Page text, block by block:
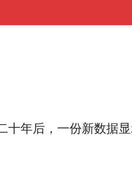
年后，一份新数据显